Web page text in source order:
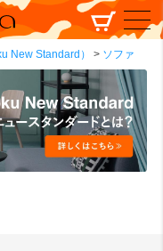
New Standard） ソファ